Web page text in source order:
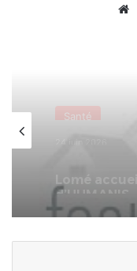
CETEF Togo
succès
de